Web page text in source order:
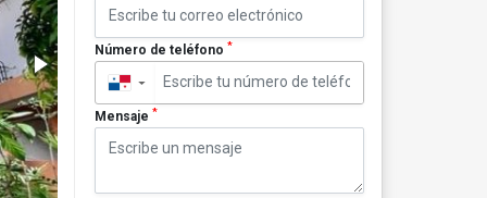
Número de teléfono *
▼
Mensaje *